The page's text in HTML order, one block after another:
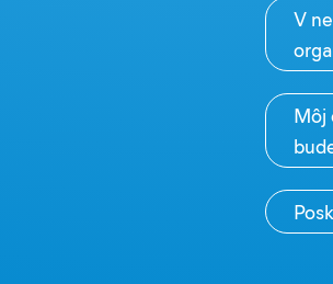
V
Môj